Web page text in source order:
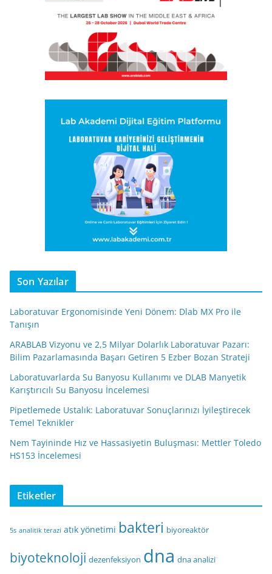
Son Yazılar
Laboratuvar Ergonomisinde Yeni Dönem: Dlab MX Pro ile
Tanışın
ARABLAB Vizyonu ve 2,5 Milyar Dolarlık Laboratuvar Pazarı:
Bilim Pazarlamasında Başarı Getiren 5 Ezber Bozan Strateji
Laboratuvarlarda Su Banyosu Kullanımı ve DLAB Manyetik
Karıştırıcılı Su Banyosu İncelemesi
Pipetlemede Ustalık: Laboratuvar Sonuçlarınızı İyileştirecek
Temel Teknikler
Nem Tayininde Hız ve Hassasiyetin Buluşması: Mettler Toledo
HS153 İncelemesi
Etiketler
5s analitik terazi atık yönetimi bakteri biyoreaktör
biyoteknoloji dezenfeksiyon dna dna analizi